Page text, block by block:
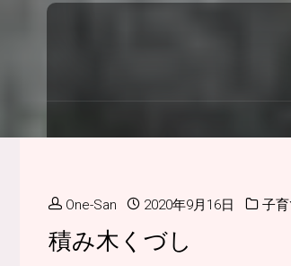
One-San 2020年9月16日 子
積み木くづし